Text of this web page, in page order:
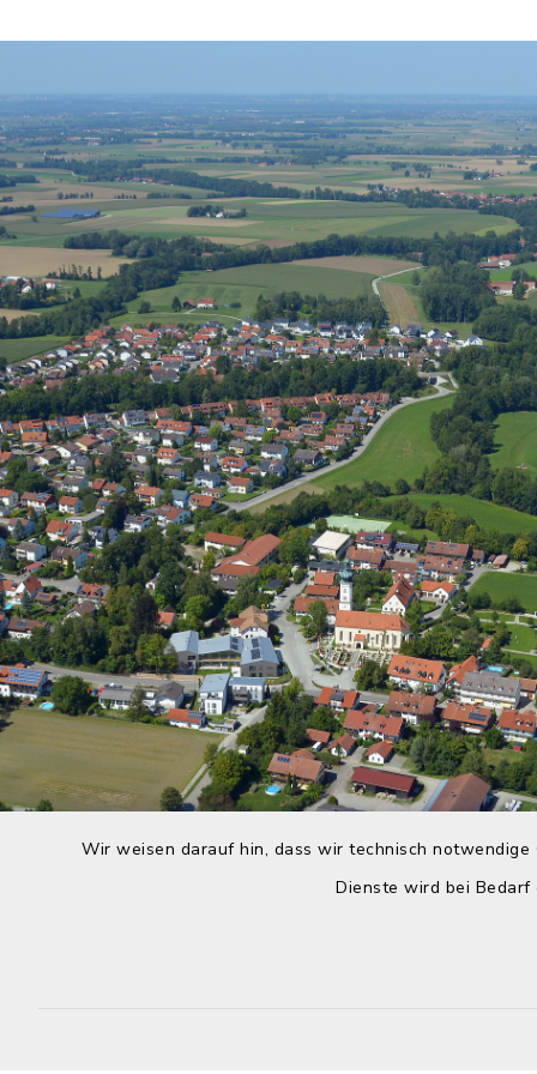
Wir weisen darauf hin, dass wir technisch
Dienste wird bei